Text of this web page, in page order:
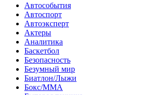
Автособытия
Автоспорт
Автоэксперт
Актеры
Аналитика
Баскетбол
Безопасность
Безумный мир
Биатлон/Лыжи
Бокс/MMA